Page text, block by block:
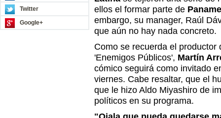
Twitter
Google+
ellos el formar parte de
embargo, su manager, Raúl
que aún no hay nada concreto.
Como se recuerda el productor
'Enemigos Públicos', Martín
cómico seguirá como invitado
viernes. Cabe resaltar, que el
que le hizo Aldo Miyashiro de
políticos en su programa.